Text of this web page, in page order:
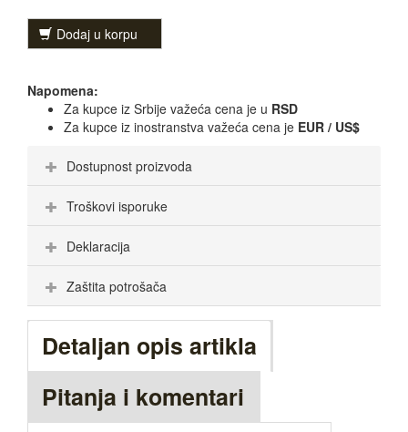
Dodaj u korpu
Napomena:
Za kupce iz Srbije važeća cena je u RSD
Za kupce iz inostranstva važeća cena je EUR / US$
Dostupnost proizvoda
Troškovi isporuke
Deklaracija
Zaštita potrošača
Detaljan opis artikla
Pitanja i komentari